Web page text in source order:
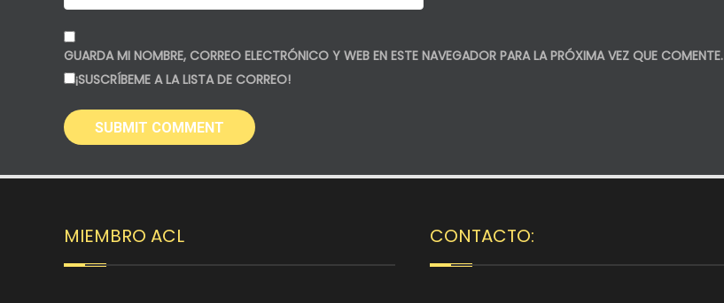
GUARDA MI NOMBRE, CORREO ELECTRÓNICO Y WEB EN ESTE NAVEGADOR PARA LA PRÓXIMA VEZ QUE COMENTE.
¡SUSCRÍBEME A LA LISTA DE CORREO!
MIEMBRO ACL CONTACTO: